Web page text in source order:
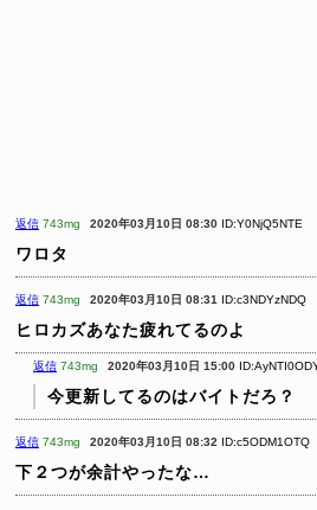
返信 743mg 2020年03月10日 08:30 ID:Y0NjQ5NTE
ワロタ
返信 743mg 2020年03月10日 08:31 ID:c3NDYzNDQ
ヒロカズあなた疲れてるのよ
返信 743mg 2020年03月10日 15:00
今更新してるのはバイトだろ？
返信 743mg 2020年03月10日 08:32 ID:c5ODM1OTQ
下２つが余計やったな…